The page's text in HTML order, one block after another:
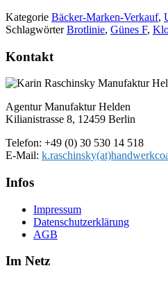
Kategorie Bäcker-Marken-Verkauf,
SchlagwörterBrotlinie, Günes F,
Kontakt
Agentur Manufaktur Helden
Kilianistrasse 8, 12459 Berlin
Telefon: +49 (0) 30 530 14 518
E-Mail:
Infos
Impressum
Datenschutz­erklärung
AGB
Im Netz